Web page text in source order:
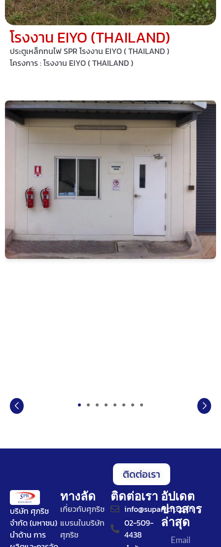
โรงงาน EIYO (THAILAND)
ประตูเหล็กทนไฟ SPR โรงงาน EIYO ( THAILAND )
โครงการ : โรงงาน EIYO ( THAILAND )
ติดต่อเรา
บริษัท ศุภริช
จำกัด (มหาชน)
นำด้าน การ
ทางลัด
เกี่ยวกับศุภริช
แบรนในบริษัท
ศุภริช
ติดต่อเรา
info@suparich.co.th
02-509-
4438
อัปเดต
ข่าวสาร
ล่าสุด